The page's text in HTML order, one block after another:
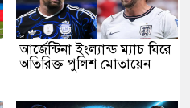
আর্জেন্টিনা ইংল্যান্ড ম্যাচ ঘিরে
অতিরিক্ত পুলিশ মোতায়েন